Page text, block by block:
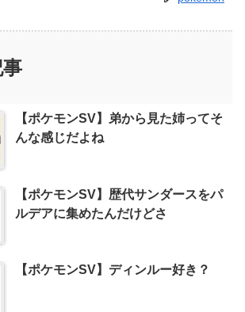
【ポケモンSV】弟から見た姉ってそ
んな感じだよね
【ポケモンSV】歴代サンダースをパ
ルデアに集めたんだけどさ
【ポケモンSV】ディンルー好き？